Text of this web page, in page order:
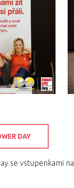
DAY
se vstupenkami na